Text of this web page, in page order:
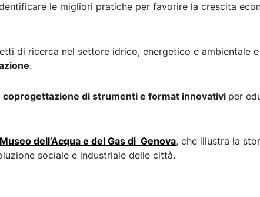
le migliori pratiche per favorire la crescita
di ricerca nel settore idrico, energetico e ambientale
.
coprogettazione di strumenti e format innovativi per
dell’Acqua e del Gas di Genova, che illustra la
sociale e industriale delle città.